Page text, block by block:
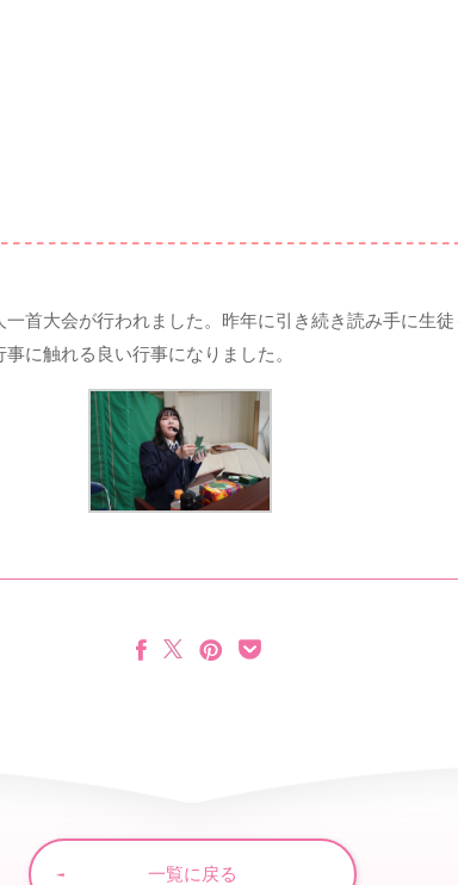
首大会が行われました。昨年に引き続き読み手に生
に触れる良い行事になりました。
一覧に戻る